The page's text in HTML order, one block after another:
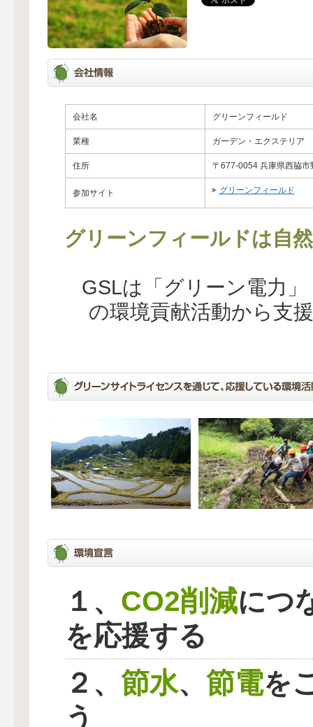
会社名 グリーンフィールド
業種 ガーデン・エクステリア
住所 〒677-0054 兵庫県西脇市
参加サイト グリーンフィールド
グリーンフィールドは自
GSLは「グリーン電力
の環境貢献活動から支
１、 CO2削減につ
を応援する
２、 節水、 節電を
う